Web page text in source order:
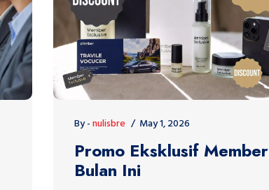
By -nulisbre May 1, 2026
Promo Eksklusif Member
Bulan Ini